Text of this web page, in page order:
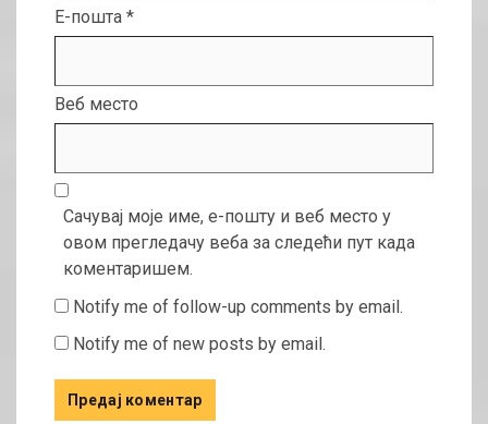
Е-пошта *
Веб место
Сачувај моје име, е-пошту и веб место у
овом прегледачу веба за следећи пут када
коментаришем.
Notify me of follow-up comments by email.
Notify me of new posts by email.